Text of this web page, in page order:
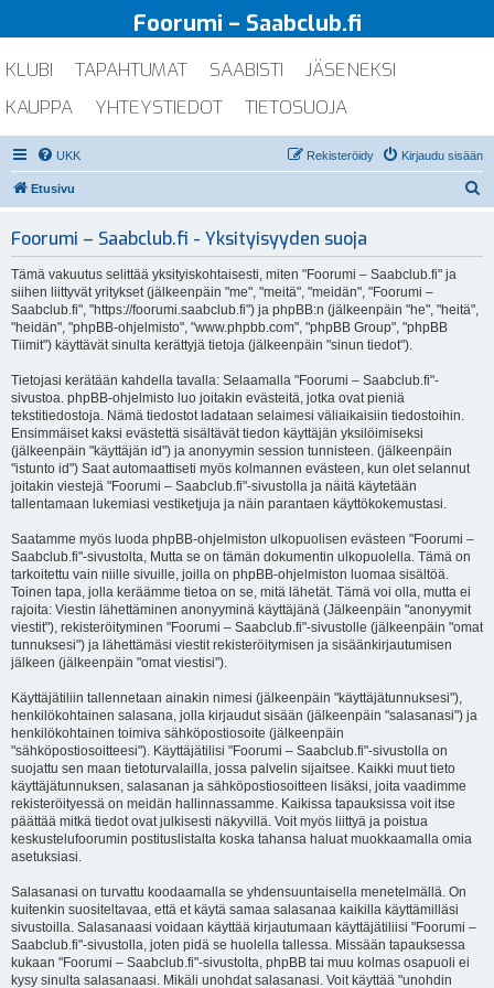
Foorumi – Saabclub.fi
KLUBI TAPAHTUMAT SAABISTI
JÄSENEKSI
KAUPPA
YHTEYSTIEDOT TIETOSUOJA
UKK Kirjaudu sisään
Rekisteröidy
Etusivu
Foorumi – Saabclub.fi - Yksityisyyden suoja
Tämä vakuutus selittää yksityiskohtaisesti, miten "Foorumi – Saabclub.fi" ja
siihen liittyvät yritykset (jälkeenpäin "me", "meitä", "meidän", "Foorumi –
Saabclub.fi", "https://foorumi.saabclub.fi") ja phpBB:n (jälkeenpäin "he", "heitä",
"heidän", "phpBB-ohjelmisto", "www.phpbb.com", "phpBB Group", "phpBB
Tiimit") käyttävät sinulta kerättyjä tietoja (jälkeenpäin "sinun tiedot").
Tietojasi kerätään kahdella tavalla: Selaamalla "Foorumi – Saabclub.fi"-
sivustoa. phpBB-ohjelmisto luo joitakin evästeitä, jotka ovat pieniä
tekstitiedostoja. Nämä tiedostot ladataan selaimesi väliaikaisiin tiedostoihin.
Ensimmäiset kaksi evästettä sisältävät tiedon käyttäjän yksilöimiseksi
(jälkeenpäin "käyttäjän id") ja anonyymin session tunnisteen. (jälkeenpäin
"istunto id") Saat automaattiseti myös kolmannen evästeen, kun olet selannut
joitakin viestejä "Foorumi – Saabclub.fi"-sivustolla ja näitä käytetään
tallentamaan lukemiasi vestiketjuja ja näin parantaen käyttökokemustasi.
Saatamme myös luoda phpBB-ohjelmiston ulkopuolisen evästeen "Foorumi –
Saabclub.fi"-sivustolta, Mutta se on tämän dokumentin ulkopuolella. Tämä on
tarkoitettu vain niille sivuille, joilla on phpBB-ohjelmiston luomaa sisältöä.
Toinen tapa, jolla keräämme tietoa on se, mitä lähetät. Tämä voi olla, mutta ei
rajoita: Viestin lähettäminen anonyyminä käyttäjänä (Jälkeenpäin "anonyymit
viestit"), rekisteröityminen "Foorumi – Saabclub.fi"-sivustolle (jälkeenpäin "omat
tunnuksesi") ja lähettämäsi viestit rekisteröitymisen ja sisäänkirjautumisen
jälkeen (jälkeenpäin "omat viestisi").
Käyttäjätiliin tallennetaan ainakin nimesi (jälkeenpäin "käyttäjätunnuksesi"),
henkilökohtainen salasana, jolla kirjaudut sisään (jälkeenpäin "salasanasi") ja
henkilökohtainen toimiva sähköpostiosoite (jälkeenpäin
"sähköpostiosoitteesi"). Käyttäjätilisi "Foorumi – Saabclub.fi"-sivustolla on
suojattu sen maan tietoturvalailla, jossa palvelin sijaitsee. Kaikki muut tieto
käyttäjätunnuksen, salasanan ja sähköpostiosoitteen lisäksi, joita vaadimme
rekisteröityessä on meidän hallinnassamme. Kaikissa tapauksissa voit itse
päättää mitkä tiedot ovat julkisesti näkyvillä. Voit myös liittyä ja poistua
keskustelufoorumin postituslistalta koska tahansa haluat muokkaamalla omia
asetuksiasi.
Salasanasi on turvattu koodaamalla se yhdensuuntaisella menetelmällä. On
kuitenkin suositeltavaa, että et käytä samaa salasanaa kaikilla käyttämilläsi
sivustoilla. Salasanaasi voidaan käyttää kirjautumaan käyttäjätiliisi "Foorumi –
Saabclub.fi"-sivustolla, joten pidä se huolella tallessa. Missään tapauksessa
kukaan "Foorumi – Saabclub.fi"-sivustolta, phpBB tai muu kolmas osapuoli ei
kysy sinulta salasanaasi. Mikäli unohdat salasanasi. Voit käyttää "unohdin